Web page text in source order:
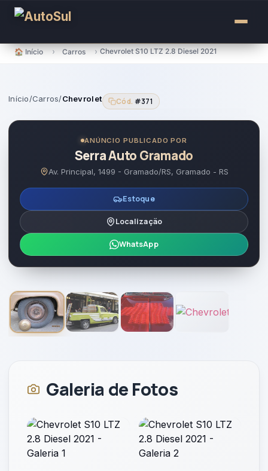
🏠 Início › Carros › Chevrolet S10 LTZ 2.8 Diesel 2021
o
Início/Carros/Chevrolet Cód. #371
ANÚNCIO PUBLICADO POR
Serra Auto Gramado
Av. Principal, 1499 - Gramado/RS, Gramado - RS
Estoque
Localização
WhatsApp
2021
Galeria de Fotos